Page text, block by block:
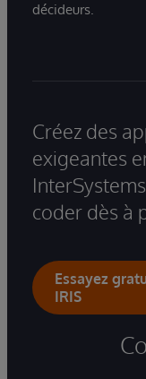
décideurs.
Créez des
exigeantes
coder dès à
Essayez
IRIS